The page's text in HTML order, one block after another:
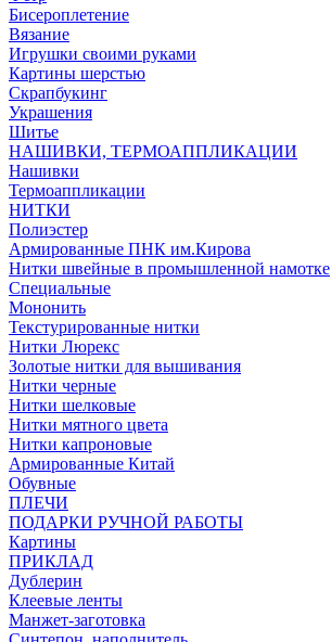
Бисероплетение
Вязание
Игрушки своими руками
Картины шерстью
Скрапбукинг
Украшения
Шитье
НАШИВКИ, ТЕРМОАППЛИКАЦИИ
Нашивки
Термоаппликации
НИТКИ
Полиэстер
Армированные ПНК им.Кирова
Нитки швейные в промышленной намотке
Специальные
Мононить
Текстурированные нитки
Нитки Люрекс
Золотые нитки для вышивания
Нитки черные
Нитки шелковые
Нитки мятного цвета
Нитки капроновые
Армированные Китай
Обувные
ПЛЕЧИ
ПОДАРКИ РУЧНОЙ РАБОТЫ
Картины
ПРИКЛАД
Дублерин
Клеевые ленты
Манжет-заготовка